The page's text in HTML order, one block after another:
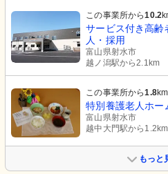
この事業所から10.2
サービス付き高齢
人・採用
富山県射水市
越ノ潟駅から2.1km
この事業所から1.8km
特別養護老人ホー
富山県射水市
越中大門駅から1.2km
もっと